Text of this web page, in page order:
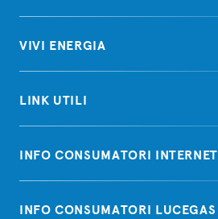
VIVI ENERGIA
LINK UTILI
INFO CONSUMATORI INTERNET
INFO CONSUMATORI LUCEGAS